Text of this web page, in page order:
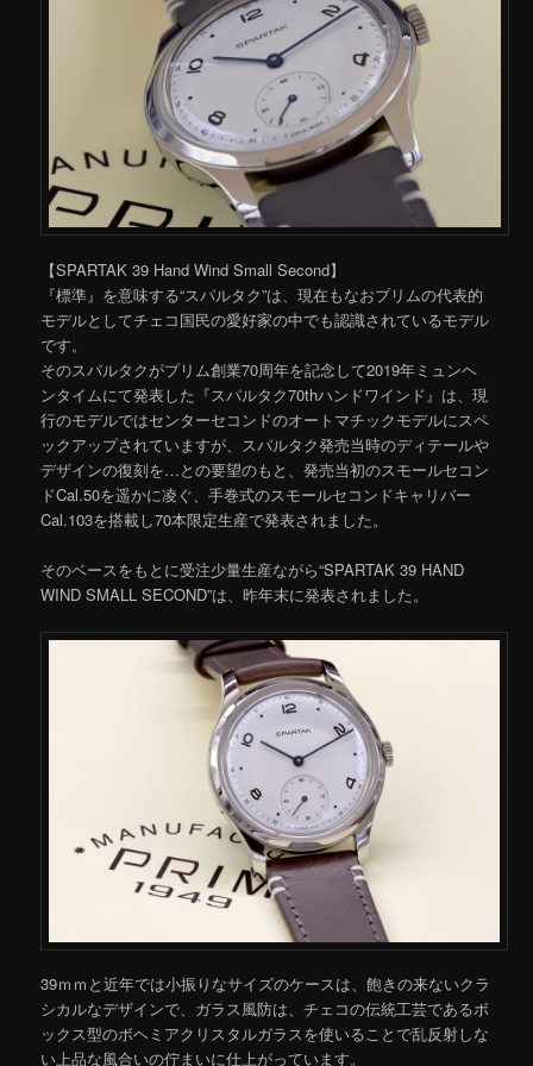
【SPARTAK 39 Hand Wind Small Second】
『標準』を意味する“スパルタク”は、現在もなおプリムの代表的
モデルとしてチェコ国民の愛好家の中でも認識されているモデル
です。
そのスパルタクがプリム創業70周年を記念して2019年ミュンヘ
ンタイムにて発表した『スパルタク70thハンドワインド』は、現
行のモデルではセンターセコンドのオートマチックモデルにスペ
ックアップされていますが、スパルタク発売当時のディテールや
デザインの復刻を…との要望のもと、発売当初のスモールセコン
ドCal.50を遥かに凌ぐ、手巻式のスモールセコンドキャリバー
Cal.103を搭載し70本限定生産で発表されました。
そのベースをもとに受注少量生産ながら“SPARTAK 39 HAND
WIND SMALL SECOND”は、昨年末に発表されました。
39ｍｍと近年では小振りなサイズのケースは、飽きの来ないクラ
シカルなデザインで、ガラス風防は、チェコの伝統工芸であるボ
ックス型のボヘミアクリスタルガラスを使いることで乱反射しな
い上品な風合いの佇まいに仕上がっています。